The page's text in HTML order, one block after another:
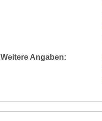
Weitere Angaben: